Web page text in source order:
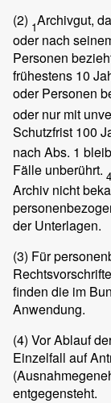
(2) 1Archivgut,
oder nach
Personen
frühestens 10
oder Personen
oder nur mit
Schutzfrist 100
nach Abs. 1
Fälle unberührt. 4
Archiv nicht
der Unterlagen.
(3) Für
finden die im
Anwendung.
(4) Vor Ablauf
Einzelfall auf
entgegensteht.